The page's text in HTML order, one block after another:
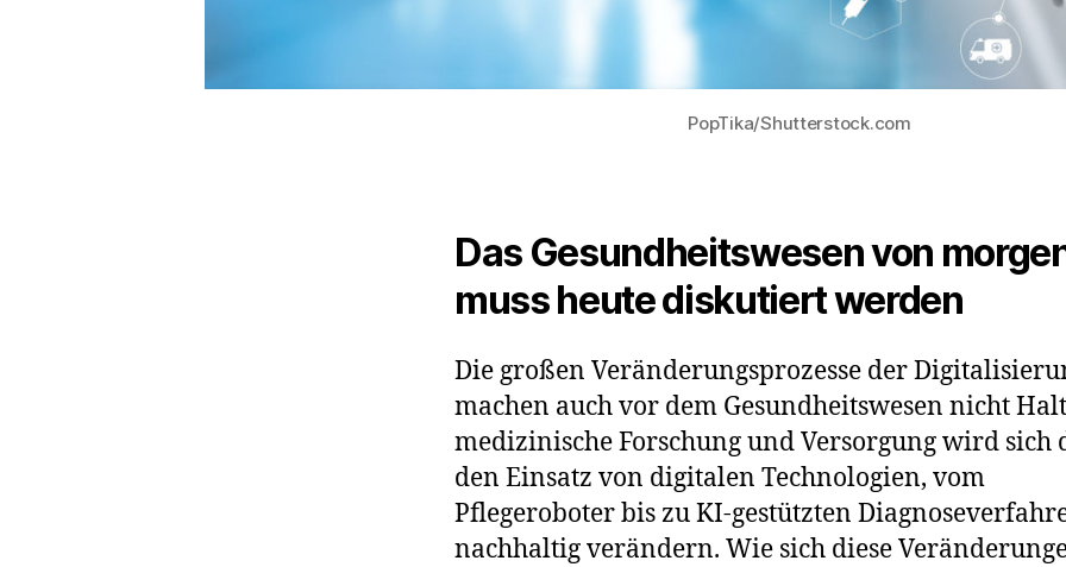
PopTika/Shutterstock.com
Das Gesundheitswesen von
muss heute diskutiert werden
Die großen Veränderungsprozesse der
machen auch vor dem Gesundheitswesen nicht
medizinische Forschung und Versorgung wird sich
den Einsatz von digitalen Technologien, vom
Pflegeroboter bis zu KI-gestützten
nachhaltig verändern. Wie sich diese